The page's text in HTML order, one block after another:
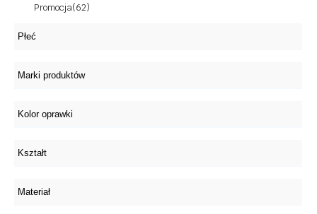
Promocja(62)